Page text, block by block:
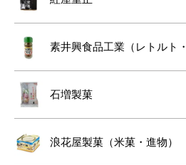
素井興食品工業（レトルト
石増製菓
浪花屋製菓（米菓・進物）